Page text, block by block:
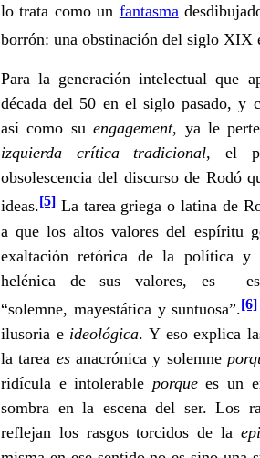
lo trata como un fantasma
borrón: una obstinación del siglo XIX
Para la generación intelectual que
década del 50 en el siglo pasado, y
así como suengagement, ya le
izquierda crítica tradicional, el
obsolescencia del discurso de Rodó
ideas.[5] La tarea griega o latina de
a que los altos valores del espíritu
exaltación retórica de la política y
helénica de sus valores, es
“solemne, mayestática y suntuosa”.[6]
ilusoria e ideológica. Y eso explica
la tarea esanacrónica y solemne
ridícula e intolerable porquees un
sombra en la escena del ser. Los
reflejan los rasgos torcidos de la